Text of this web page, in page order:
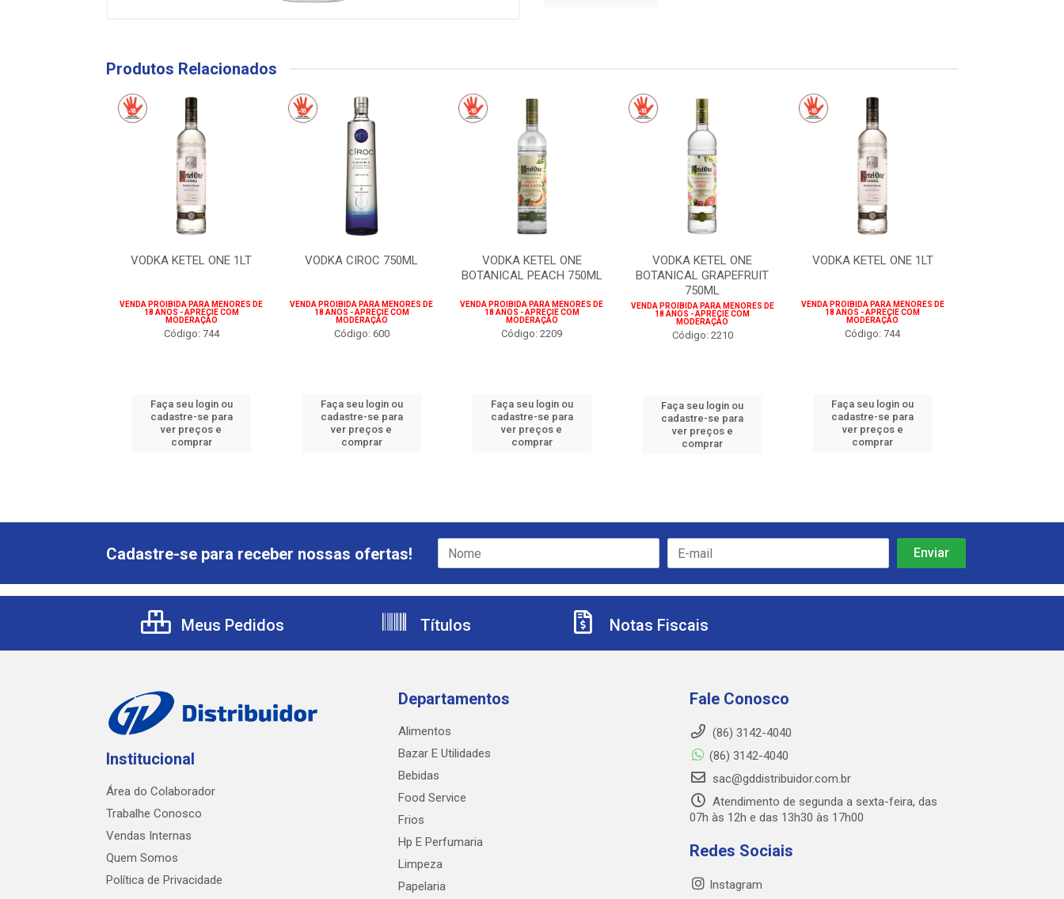
Produtos Relacionados
VODKA KETEL ONE 1LT
VENDA PROIBIDA PARA MENORES DE
18 ANOS - APRECIE COM
MODERAÇÃO
Código: 744
Faça seu login ou
cadastre-se para
ver preços e
comprar
VODKA CIROC 750ML
VENDA PROIBIDA PARA MENORES DE
18 ANOS - APRECIE COM
MODERAÇÃO
Código: 600
Faça seu login ou
cadastre-se para
ver preços e
comprar
VODKA KETEL ONE
BOTANICAL PEACH 750ML
VENDA PROIBIDA PARA MENORES DE
18 ANOS - APRECIE COM
MODERAÇÃO
Código: 2209
Faça seu login ou
cadastre-se para
ver preços e
comprar
VODKA KETEL ONE
BOTANICAL GRAPEFRUIT
750ML
VENDA PROIBIDA PARA MENORES DE
18 ANOS - APRECIE COM
MODERAÇÃO
Código: 2210
Faça seu login ou
cadastre-se para
ver preços e
comprar
VODKA KETEL ONE 1LT
VENDA PROIBIDA PARA MENORES DE
18 ANOS - APRECIE COM
MODERAÇÃO
Código: 744
Faça seu login ou
cadastre-se para
ver preços e
comprar
Cadastre-se para receber nossas ofertas!
Meus Pedidos Títulos Notas Fiscais
Institucional
Área do Colaborador
Trabalhe Conosco
Vendas Internas
Quem Somos
Política de Privacidade
Departamentos
Alimentos
Bazar E Utilidades
Bebidas
Food Service
Frios
Hp E Perfumaria
Limpeza
Papelaria
Fale Conosco
(86) 3142-4040
(86) 3142-4040
sac@gddistribuidor.com.br
Atendimento de segunda a sexta-feira, das
07h às 12h e das 13h30 às 17h00
Redes Sociais
Instagram